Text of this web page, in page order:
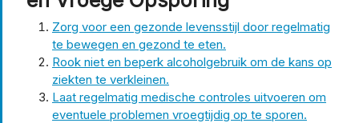
Zorg voor een gezonde levensstijl door regelmatig
te bewegen en gezond te eten.
Rook niet en beperk alcoholgebruik om de kans op
ziekten te verkleinen.
Laat regelmatig medische controles uitvoeren om
eventuele problemen vroegtijdig op te sporen.